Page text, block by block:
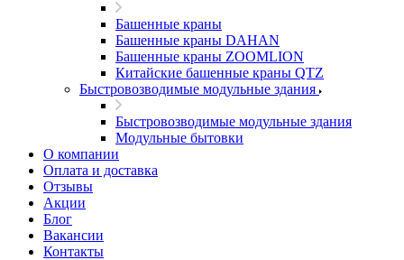
Башенные краны
Башенные краны DAHAN
Башенные краны ZOOMLION
Китайские башенные краны QTZ
Быстровозводимые модульные здания
Быстровозводимые модульные здания
Модульные бытовки
О компании
Оплата и доставка
Отзывы
Акции
Блог
Вакансии
Контакты